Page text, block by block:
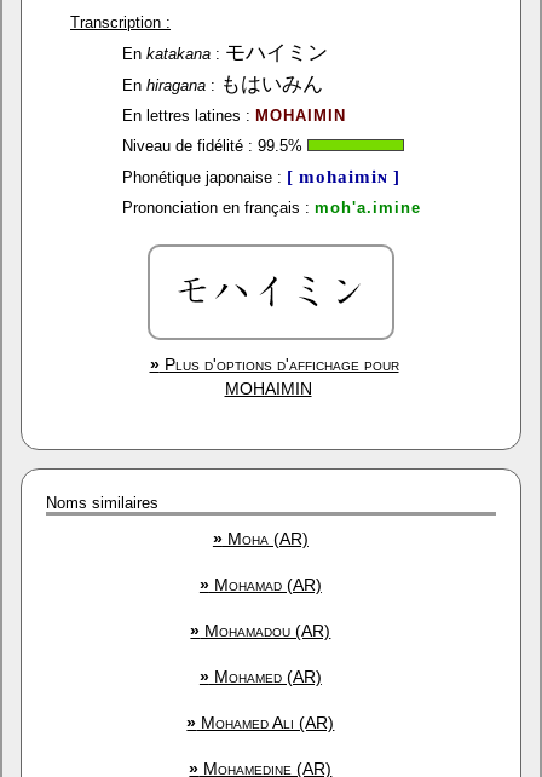
Transcription :
En katakana: モハイミン
En hiragana: もはいみん
En lettres latines : MOHAIMIN
Niveau de fidélité : 99.5%
Phonétique japonaise : [ mohaimiɴ ]
Prononciation en français : moh'a.imine
»Plus d'options d'affichage pour
MOHAIMIN
Noms similaires
»Moha (AR)
»Mohamad (AR)
» Mohamadou (AR)
»Mohamed (AR)
» Mohamed Ali (AR)
» Mohamedine (AR)